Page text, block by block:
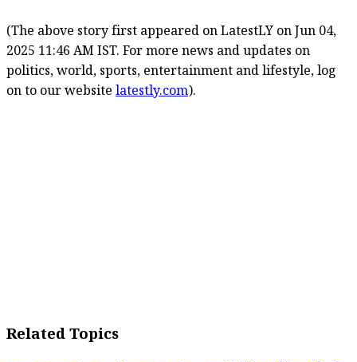
(The above story first appeared on LatestLY on Jun 04,
2025 11:46 AM IST. For more news and updates on
politics, world, sports, entertainment and lifestyle, log
on to our website latestly.com).
Related Topics